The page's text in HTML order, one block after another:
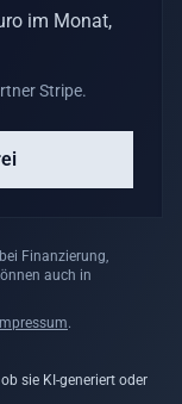
im Monat,
Stripe.
Finanzierung,
auch in
Impressum.
sie KI-generiert oder